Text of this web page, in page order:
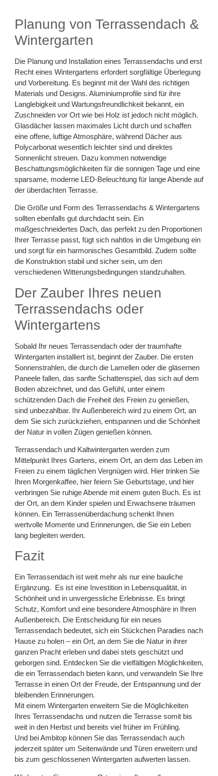
Planung von Terrassendach &
Wintergarten
Die Planung und Installation eines Terrassendachs und erst
Recht eines Wintergartens erfordert sorgfältige Überlegung
und Vorbereitung. Es beginnt mit der Wahl des richtigen
Materials und Designs. Aluminiumprofile sind für ihre
Langlebigkeit und Wartungsfreundlichkeit bekannt, ein
Zuschneiden vor Ort wie bei Holz ist jedoch nicht möglich.
Glasdächer lassen maximales Licht durch und schaffen
eine offene, luftige Atmosphäre, während Dächer aus
Polycarbonat wesentlich leichter sind und direktes
Sonnenlicht streuen. Dazu kommen notwendige
Beschattungsmöglichkeiten für die sonnigen Tage und eine
sparsame, moderne LED-Beleuchtung für lange Abende auf
der überdachten Terrasse.
Die Größe und Form des Terrassendachs & Wintergartens
sollten ebenfalls gut durchdacht sein. Ein
maßgeschneidertes Dach, das perfekt zu den Proportionen
Ihrer Terrasse passt, fügt sich nahtlos in die Umgebung ein
und sorgt für ein harmonisches Gesamtbild. Zudem sollte
die Konstruktion stabil und sicher sein, um den
verschiedenen Witterungsbedingungen standzuhalten.
Der Zauber Ihres neuen
Terrassendachs oder
Wintergartens
Sobald Ihr neues Terrassendach oder der traumhafte
Wintergarten installiert ist, beginnt der Zauber. Die ersten
Sonnenstrahlen, die durch die Lamellen oder die gläsernen
Paneele fallen, das sanfte Schattenspiel, das sich auf dem
Boden abzeichnet, und das Gefühl, unter einem
schützenden Dach die Freiheit des Freien zu genießen,
sind unbezahlbar. Ihr Außenbereich wird zu einem Ort, an
dem Sie sich zurückziehen, entspannen und die Schönheit
der Natur in vollen Zügen genießen können.
Terrassendach und Kaltwintergarten werden zum
Mittelpunkt Ihres Gartens, einem Ort, an dem das Leben im
Freien zu einem täglichen Vergnügen wird. Hier trinken Sie
Ihren Morgenkaffee, hier feiern Sie Geburtstage, und hier
verbringen Sie ruhige Abende mit einem guten Buch. Es ist
der Ort, an dem Kinder spielen und Erwachsene träumen
können. Ein Terrassenüberdachung schenkt Ihnen
wertvolle Momente und Erinnerungen, die Sie ein Leben
lang begleiten werden.
Fazit
Ein Terrassendach ist weit mehr als nur eine bauliche
Ergänzung. Es ist eine Investition in Lebensqualität, in
Schönheit und in unvergessliche Erlebnisse. Es bringt
Schutz, Komfort und eine besondere Atmosphäre in Ihren
Außenbereich. Die Entscheidung für ein neues
Terrassendach bedeutet, sich ein Stückchen Paradies nach
Hause zu holen – ein Ort, an dem Sie die Natur in ihrer
ganzen Pracht erleben und dabei stets geschützt und
geborgen sind. Entdecken Sie die vielfältigen Möglichkeiten,
die ein Terrassendach bieten kann, und verwandeln Sie Ihre
Terrasse in einen Ort der Freude, der Entspannung und der
bleibenden Erinnerungen.
Mit einem Wintergarten erweitern Sie die Möglichkeiten
Ihres Terrassendachs und nutzen die Terrasse somit bis
weit in den Herbst und bereits viel früher im Frühling.
Und bei Ambitop können Sie das Terrassendach auch
jederzeit später um Seitenwände und Türen erweitern und
bis zum geschlossenen Wintergarten aufwerten lassen.